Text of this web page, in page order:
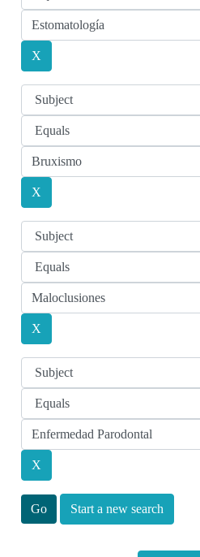
Start a new search